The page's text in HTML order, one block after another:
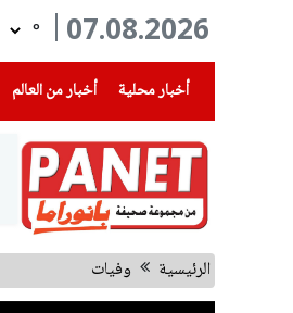
07.08.2026
°
أخبار محلية
(current) أخبار من العالم
الرئيسية وفيات